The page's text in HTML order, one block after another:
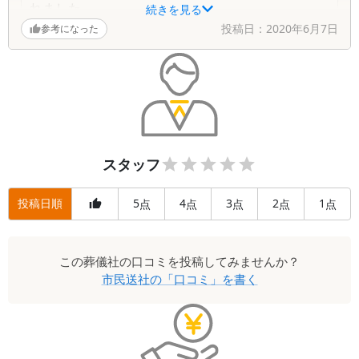
続きを見る
丁寧にお仕事してくださり、感謝しています。市民
葬は低価格ですが、本当に「必要最低限」でした。
私たちはそれで十分でしたが、そうでない人は利用
しない方がいいのかなぁと思います。値段に惹かれ
て選んでしまうと失敗すると思います。
故人との思い出を教えてください
義母の葬儀でした。嫁姑関係は、よかった方だ
と思います。電話でよく長話をしました。息子のお
嫁さんに介護なんてさせられないと、健康にはかな
り気をつかっていてとても大往生でした。言葉通
葬儀社をどのように探しましたか？
市民葬という制度があったので、それに対応し
ているところから探しました。
参考になった 投稿日： 2020年6月7日
スタッフ
投稿日順 5点 4点 3点 2点 1 点
この葬儀社の口コミを投稿してみませんか？
市民送社の「口コミ」を書く